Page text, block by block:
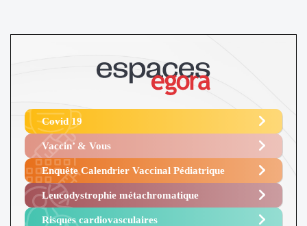
Covid 19
Vaccin’ & Vous
Enquête Calendrier Vaccinal Pédiatrique
Leucodystrophie métachromatique
Risques cardiovasculaires